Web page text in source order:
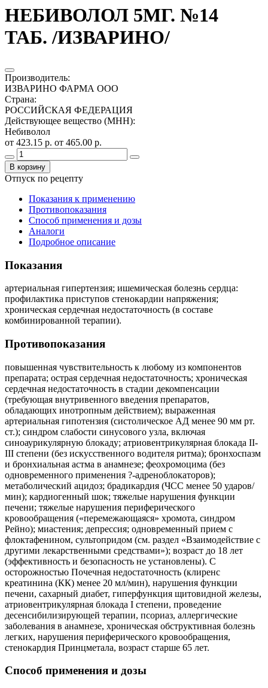
НЕБИВОЛОЛ 5МГ. №14
ТАБ. /ИЗВАРИНО/
Производитель:
ИЗВАРИНО ФАРМА ООО
Страна:
РОССИЙСКАЯ ФЕДЕРАЦИЯ
Действующее вещество (МНН):
Небиволол
от 423.15 р. от 465.00 р.
В корзину
Отпуск по рецепту
Показания к применению
Противопоказания
Способ применения и дозы
Аналоги
Подробное описание
Показания
артериальная гипертензия; ишемическая болезнь сердца:
профилактика приступов стенокардии напряжения;
хроническая сердечная недостаточность (в составе
комбинированной терапии).
Противопоказания
повышенная чувствительность к любому из компонентов
препарата; острая сердечная недостаточность; хроническая
сердечная недостаточность в стадии декомпенсации
(требующая внутривенного введения препаратов,
обладающих инотропным действием); выраженная
артериальная гипотензия (систолическое АД менее 90 мм рт.
ст.); синдром слабости синусового узла, включая
синоаурикулярную блокаду; атриовентрикулярная блокада II-
III степени (без искусственного водителя ритма); бронхоспазм
и бронхиальная астма в анамнезе; феохромоцима (без
одновременного применения ?-адреноблокаторов);
метаболический ацидоз; брадикардия (ЧСС менее 50 ударов/
мин); кардиогенный шок; тяжелые нарушения функции
печени; тяжелые нарушения периферического
кровообращения («перемежающаяся» хромота, синдром
Рейно); миастения; депрессия; одновременный прием с
флоктафенином, сультопридом (см. раздел «Взаимодействие с
другими лекарственными средствами»); возраст до 18 лет
(эффективность и безопасность не установлены). С
осторожностью Почечная недостаточность (клиренс
креатинина (КК) менее 20 мл/мин), нарушения функции
печени, сахарный диабет, гиперфункция щитовидной железы,
атриовентрикулярная блокада I степени, проведение
десенсибилизирующей терапии, псориаз, аллергические
заболевания в анамнезе, хроническая обструктивная болезнь
легких, нарушения периферического кровообращения,
стенокардия Принцметала, возраст старше 65 лет.
Способ применения и дозы